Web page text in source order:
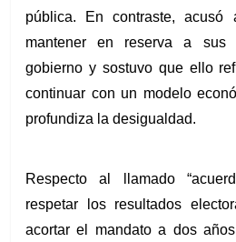
pública. En contraste, acusó
mantener en reserva a sus
gobierno y sostuvo que ello
continuar con un modelo
profundiza la desigualdad.
Respecto al llamado
respetar los resultados
acortar el mandato a dos